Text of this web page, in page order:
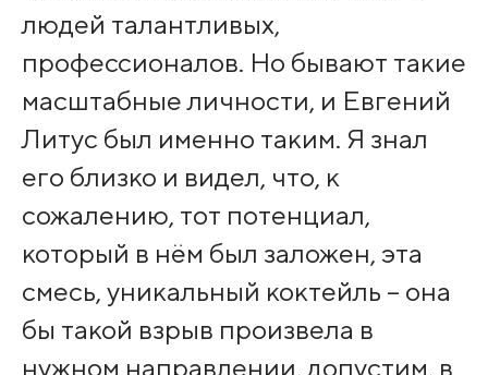
людей талантливых,
профессионалов. Но бывают такие
масштабные личности, и Евгений
Литус был именно таким. Я знал
его близко и видел, что, к
сожалению, тот потенциал,
который в нём был заложен, эта
смесь, уникальный коктейль – она
бы такой взрыв произвела в
нужном направлении, допустим, в